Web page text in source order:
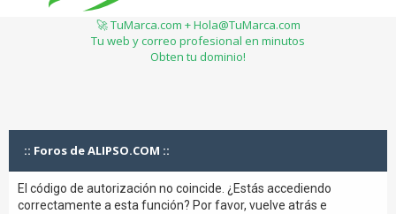
🚀 TuMarca.com + Hola@TuMarca.com
Tu web y correo profesional en minutos
Obten tu dominio!
:: Foros de ALIPSO.COM ::
El código de autorización no coincide. ¿Estás accediendo
correctamente a esta función? Por favor, vuelve atrás e